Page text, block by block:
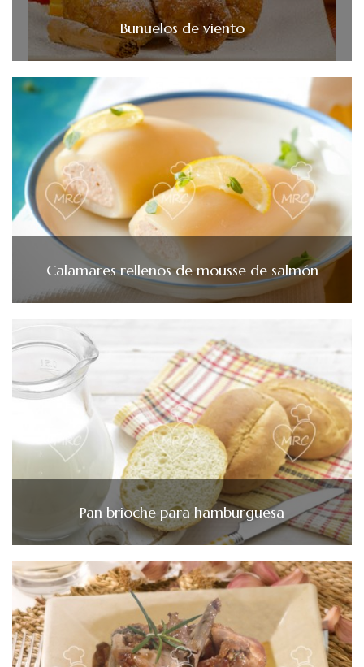
Buñuelos de viento
Calamares rellenos de mousse de salmón
Pan brioche para hamburguesa